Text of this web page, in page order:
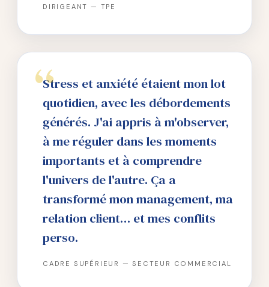
DIRIGEANT — TPE
Stress et anxiété étaient mon lot
quotidien, avec les débordements
générés. J'ai appris à m'observer,
à me réguler dans les moments
importants et à comprendre
l'univers de l'autre. Ça a
transformé mon management, ma
relation client… et mes conflits
perso.
CADRE SUPÉRIEUR — SECTEUR COMMERCIAL